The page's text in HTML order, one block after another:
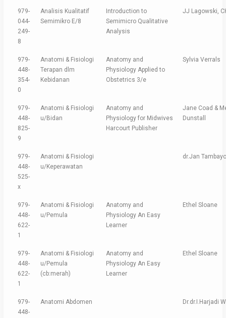
979-
044-
249-
8
Analisis Kualitatif
Semimikro E/8
Introduction to
Semimicro Qualitative
Analysis
JJ Lagowski,
979-
448-
354-
0
Anatomi & Fisiologi
Terapan dlm
Kebidanan
Anatomy and
Physiology Applied to
Obstetrics 3/e
Sylvia Verrals
979-
448-
825-
9
Anatomi & Fisiologi
u/Bidan
Anatomy and
Physiology for Midwives
Harcourt Publisher
Jane Coad &
Dunstall
979-
448-
525-
x
Anatomi & Fisiologi
u/Keperawatan
dr.Jan
979-
448-
622-
1
Anatomi & Fisiologi
u/Pemula
Anatomy and
Physiology An Easy
Learner
Ethel Sloane
979-
448-
622-
1
Anatomi & Fisiologi
u/Pemula
(cb:merah)
Anatomy and
Physiology An Easy
Learner
Ethel Sloane
979-
448-
Anatomi Abdomen Dr.dr.I.Harjadi